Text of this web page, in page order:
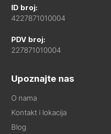
ID broj:
4227871010004
PDV broj:
227871010004
Upoznajte nas
O nama
Kontakt i lokacija
Blog